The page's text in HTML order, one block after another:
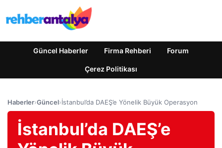
Güncel Haberler Firma Rehberi Forum
Çerez Politikası
Haberler›Güncel›İstanbul’da DAEŞ’e Yönelik Büyük Operasyon
İstanbul’da DAEŞ’e